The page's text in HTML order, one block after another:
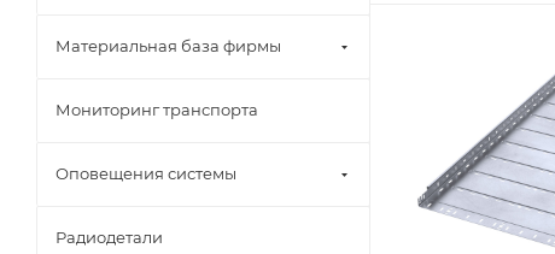
Материальная база фирмы
Мониторинг транспорта
Оповещения системы
Радиодетали